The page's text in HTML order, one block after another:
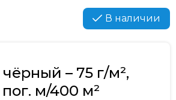
В наличии
– 75 г/м²,
м/400 м²